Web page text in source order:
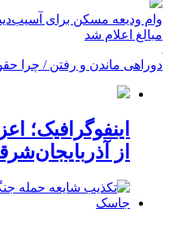
وام ودیعه مسکن برای
مبالغ اعلام شد
دوراهی ماندن و رفتن / چرا
از